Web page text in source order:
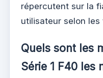
répercutent sur la
utilisateur selon
Quels sont les
Série 1 F40 les